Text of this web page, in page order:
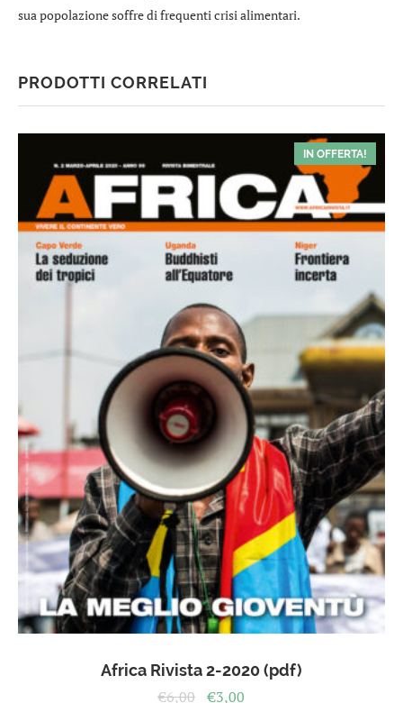
sua popolazione soffre di frequenti crisi alimentari.
PRODOTTI CORRELATI
IN OFFERTA!
Africa Rivista 2-2020 (pdf)
€6,00 Il
€3,00